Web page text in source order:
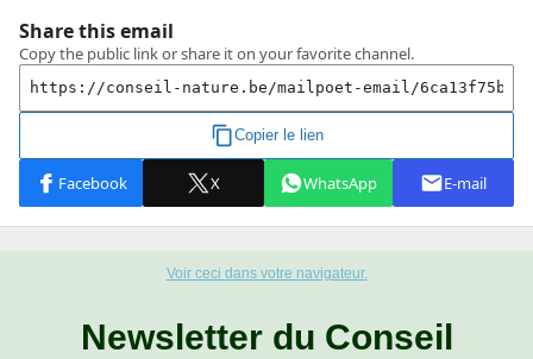
Voir ceci dans votre navigateur.
Newsletter du Conseil